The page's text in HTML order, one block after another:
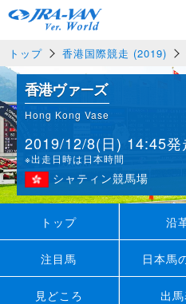
トップ 香港国際競走 (2019)
香港ヴァーズ
Hong Kong Vase
2019/12/8(日) 14:45発
※出走日時は日本時間
シャティン競馬場
トップ 沿
注目馬 日本馬
見どころ 出